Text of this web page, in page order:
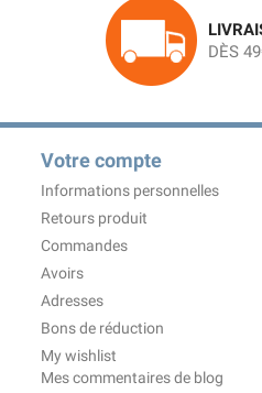
DÈS
Votre compte
Informations personnelles
Retours produit
Commandes
Avoirs
Adresses
Bons de réduction
My wishlist
Mes commentaires de blog